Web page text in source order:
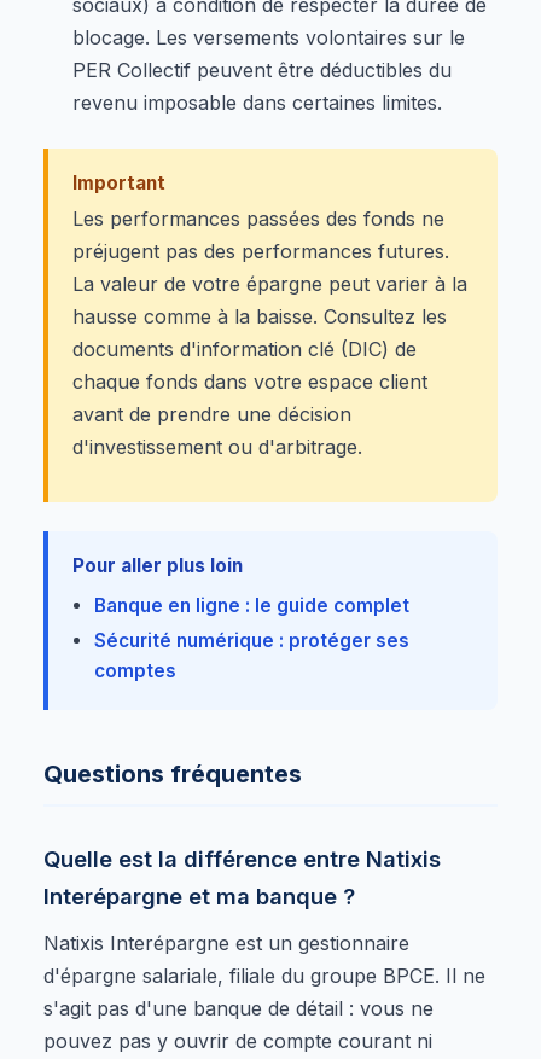
blocage. Les versements volontaires sur le
PER Collectif peuvent être déductibles du
revenu imposable dans certaines limites.
Important
Les performances passées des fonds ne
préjugent pas des performances futures.
La valeur de votre épargne peut varier à la
hausse comme à la baisse. Consultez les
documents d'information clé (DIC) de
chaque fonds dans votre espace client
avant de prendre une décision
d'investissement ou d'arbitrage.
Pour aller plus loin
Banque en ligne : le guide complet
Sécurité numérique : protéger ses
comptes
Questions fréquentes
Quelle est la différence entre Natixis
Interépargne et ma banque ?
Natixis Interépargne est un gestionnaire
d'épargne salariale, filiale du groupe BPCE. Il ne
s'agit pas d'une banque de détail : vous ne
pouvez pas y ouvrir de compte courant ni